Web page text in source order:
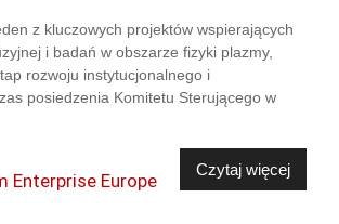
z kluczowych projektów wspierających
i badań w obszarze fizyki plazmy,
rozwoju instytucjonalnego i
posiedzenia Komitetu Sterującego w
Czytaj więcej
Enterprise Europe